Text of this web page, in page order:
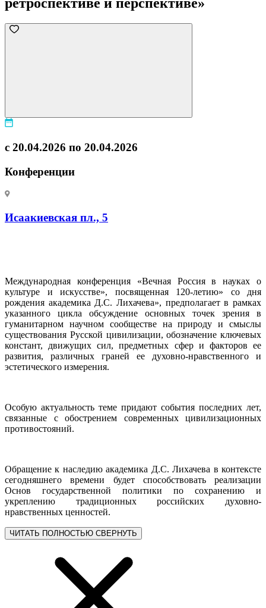
ретроспективе и перспективе»
с 20.04.2026 по 20.04.2026
Конференции
Исаакиевская пл., 5
Международная конференция «Вечная Россия в науках о
культуре и искусстве», посвященная 120-летию» со дня
рождения академика Д.С. Лихачева», предполагает в рамках
указанного цикла обсуждение основных точек зрения в
гуманитарном научном сообществе на природу и смыслы
существования Русской цивилизации, обозначение ключевых
констант, движущих сил, предметных сфер и факторов ее
развития, различных граней ее духовно-нравственного и
эстетического измерения.
Особую актуальность теме придают события последних лет,
связанные с обострением современных цивилизационных
противостояний.
Обращение к наследию академика Д.С. Лихачева в контексте
сегодняшнего времени будет способствовать реализации
Основ государственной политики по сохранению и
укреплению традиционных российских духовно-
нравственных ценностей.
ЧИТАТЬ ПОЛНОСТЬЮ СВЕРНУТЬ